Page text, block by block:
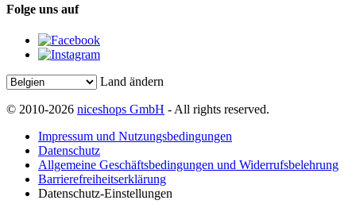
Folge uns auf
Land ändern
© 2010-2026 niceshops GmbH - All rights reserved.
Impressum und Nutzungsbedingungen
Datenschutz
Allgemeine Geschäftsbedingungen und Widerrufsbelehrung
Barrierefreiheitserklärung
Datenschutz-Einstellungen